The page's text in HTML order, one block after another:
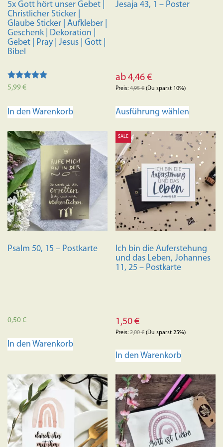
5x Gott hört unser Gebet |
Christlicher Sticker |
Glaube Sticker | Aufkleber |
Geschenk | Dekoration |
Gebet | Pray | Jesus | Gott |
Bibel
Bewertet mit
5,99€
In den Warenkorb
Jesaja 43, 1 – Poster
ab4,46€
Preis:4,95€(Du sparst 10%)
Ausführung wählen
mehrere
auf.
Die
können
auf
der
gewählt
Psalm 50, 15 – Postkarte
0,50€
In den Warenkorb
SALE
Ich bin die Auferstehung
und das Leben, Johannes
11, 25 – Postkarte
1,50€
Preis:2,00€(Du sparst 25%)
In den Warenkorb